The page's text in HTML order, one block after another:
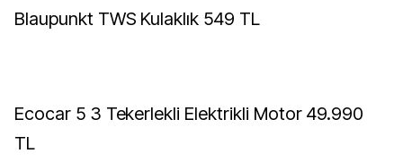
Blaupunkt TWS Kulaklık 549 TL
Ecocar 5 3 Tekerlekli Elektrikli Motor 49.990
TL